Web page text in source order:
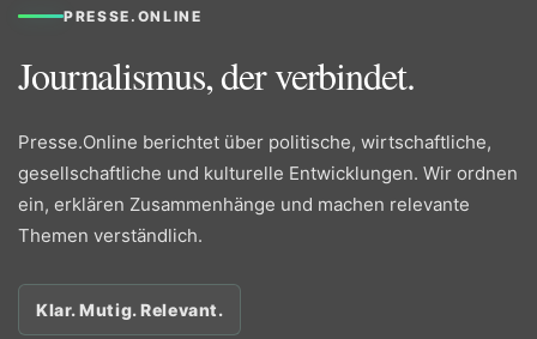
PRESSE.ONLINE
Journalismus, der verbindet.
Presse.Online berichtet über politische, wirtschaftliche,
gesellschaftliche und kulturelle Entwicklungen. Wir ordnen
ein, erklären Zusammenhänge und machen relevante
Themen verständlich.
Klar. Mutig. Relevant.